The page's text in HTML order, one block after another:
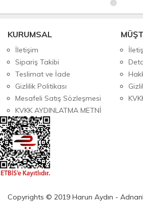
KURUMSAL
İletişim
Sipariş Takibi
Teslimat ve İade
Gizlilik Politikası
Mesafeli Satış Sözleşmesi
KVKK AYDINLATMA METNİ
Copyrights © 2019 Harun Aydın -